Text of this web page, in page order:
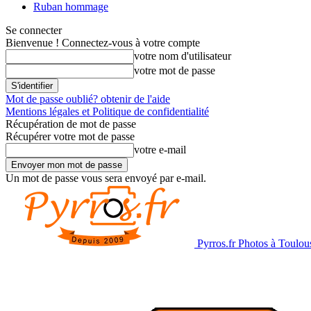
Ruban hommage
Se connecter
Bienvenue ! Connectez-vous à votre compte
votre nom d'utilisateur
votre mot de passe
Mot de passe oublié? obtenir de l'aide
Mentions légales et Politique de confidentialité
Récupération de mot de passe
Récupérer votre mot de passe
votre e-mail
Un mot de passe vous sera envoyé par e-mail.
Pyrros.fr Photos à